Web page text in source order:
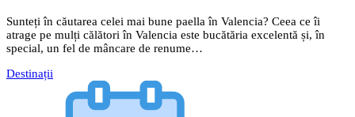
Sunteți în căutarea celei mai bune paella în Valencia? Ceea ce îi
atrage pe mulți călători în Valencia este bucătăria excelentă și, în
special, un fel de mâncare de renume…
Destinații